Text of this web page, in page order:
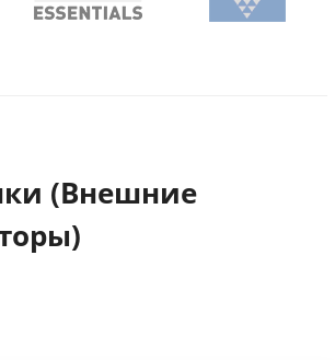
(Внешние